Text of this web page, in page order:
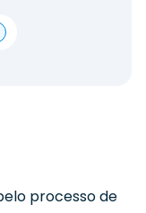
processo de